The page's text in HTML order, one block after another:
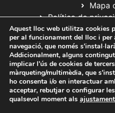
Mapa
Política de
© 2020 Web desarrollada por el
de
Aquest lloc web utilitza cookies
per al funcionament del lloc i
navegació, que només
Addicionalment, alguns
implicar l'ús de cookies de
màrqueting/multimèdia, que
ho consenta i/o en interactuar
acceptar, rebutjar o configurar
qualsevol moment als